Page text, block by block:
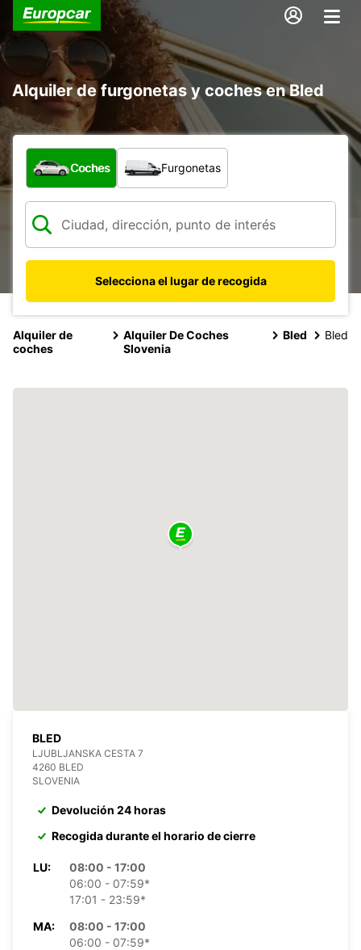
Alquiler de furgonetas y coches en Bled
¿Qué tipo de vehículo?
Coches Furgonetas
Selecciona el lugar de recogida
Alquiler de
coches
Alquiler De Coches
Slovenia
Bled Bled
BLED
LJUBLJANSKA CESTA 7
4260 BLED
SLOVENIA
Devolución 24 horas
Recogida durante el horario de cierre
LU:
08:00 - 17:00
06:00 - 07:59*
17:01 - 23:59*
MA:
08:00 - 17:00
06:00 - 07:59*